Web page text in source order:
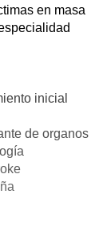
en masa
inicial
de organos